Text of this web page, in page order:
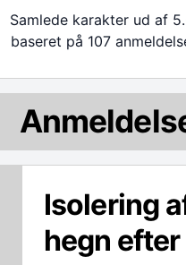
Samlede karakter ud af
baseret på 107
Isolering
hegn